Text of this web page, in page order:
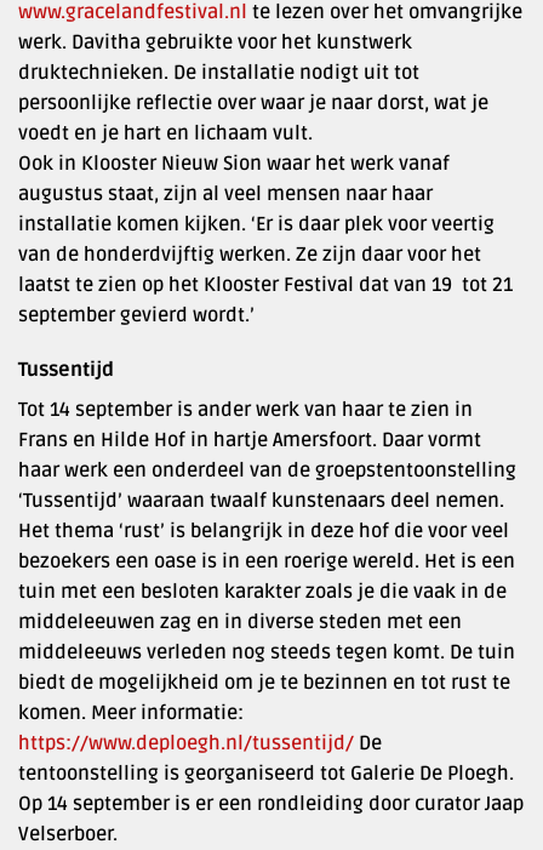
www.gracelandfestival.nl te lezen over het omvangrijke
werk. Davitha gebruikte voor het kunstwerk
druktechnieken. De installatie nodigt uit tot
persoonlijke reflectie over waar je naar dorst, wat je
voedt en je hart en lichaam vult.
Ook in Klooster Nieuw Sion waar het werk vanaf
augustus staat, zijn al veel mensen naar haar
installatie komen kijken. ‘Er is daar plek voor veertig
van de honderdvijftig werken. Ze zijn daar voor het
laatst te zien op het Klooster Festival dat van 19 tot 21
september gevierd wordt.’
Tussentijd
Tot 14 september is ander werk van haar te zien in
Frans en Hilde Hof in hartje Amersfoort. Daar vormt
haar werk een onderdeel van de groepstentoonstelling
‘Tussentijd’ waaraan twaalf kunstenaars deel nemen.
Het thema ‘rust’ is belangrijk in deze hof die voor veel
bezoekers een oase is in een roerige wereld. Het is een
tuin met een besloten karakter zoals je die vaak in de
middeleeuwen zag en in diverse steden met een
middeleeuws verleden nog steeds tegen komt. De tuin
biedt de mogelijkheid om je te bezinnen en tot rust te
komen. Meer informatie:
https://www.deploegh.nl/tussentijd/ De
tentoonstelling is georganiseerd tot Galerie De Ploegh.
Op 14 september is er een rondleiding door curator Jaap
Velserboer.